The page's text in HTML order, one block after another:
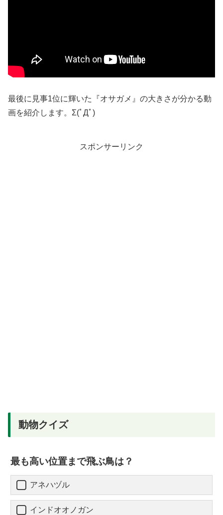
最後に見事1位に輝いた『オサガメ』の大きさが分かる動
画を紹介します。Σ(ﾟДﾟ)
スポンサーリンク
動物クイズ
最も高い位置まで飛ぶ鳥は？
アネハヅル
インドオオノガン